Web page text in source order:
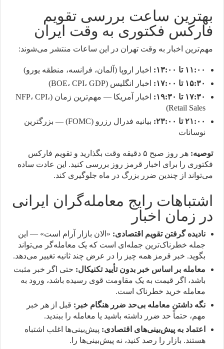
بهترین ساعت بررسی تقویم
فارکس فکتوری به وقت ایران
مهم‌ترین اخبار به وقت تهران در این ساعات منتشر می‌شوند:
۱۱:۰۰ تا ۱۳:۰۰:
اخبار اروپا (آلمان، فرانسه، منطقه یورو)
۱۵:۳۰ تا ۱۷:۰۰:
اخبار انگلیس (BOE، CPI، GDP)
۱۷:۳۰ تا ۱۹:۳۰:
اخبار آمریکا — مهم‌ترین زمان (NFP، CPI،
Retail Sales)
۲۱:۰۰ تا ۲۳:۰۰:
بیانیه فدرال رزرو (FOMC) — بزرگترین
نوسانات
توصیه:
هر روز صبح ۵ دقیقه وقت بگذارید و تقویم فارکس
فکتوری را برای اخبار قرمز روز بررسی کنید. این عادت ساده
می‌تواند از چندین ضرر بزرگ در ماه جلوگیری کند.
اشتباهات رایج معامله‌گران ایرانی
در زمان اخبار
نادیده گرفتن تقویم اقتصادی: «الان بازار آرام است» — این
جمله خطرناک‌ترین جمله‌ای است که یک معامله‌گر می‌تواند
بگوید. خبر قرمز همه چیز را در عرض چند ثانیه تغییر می‌دهد.
معامله بر اساس خبر بدون تأیید تکنیکال: حتی اگر خبر مثبت
باشد، اگر قیمت به یک مقاومت قوی رسیده باشد، ورود به
معامله خرید خطرناک است.
نگه داشتن معامله بی‌حد ضرر هنگام خبر: قبل از هر خبر
مهم، حتماً حد ضرر داشته باشید یا معامله را ببندید.
اعتماد به پیش‌بینی‌های اقتصادی: پیش‌بینی‌ها اغلب اشتباه
هستند. بازار را رصد کنید، نه پیش‌بینی‌ها را.